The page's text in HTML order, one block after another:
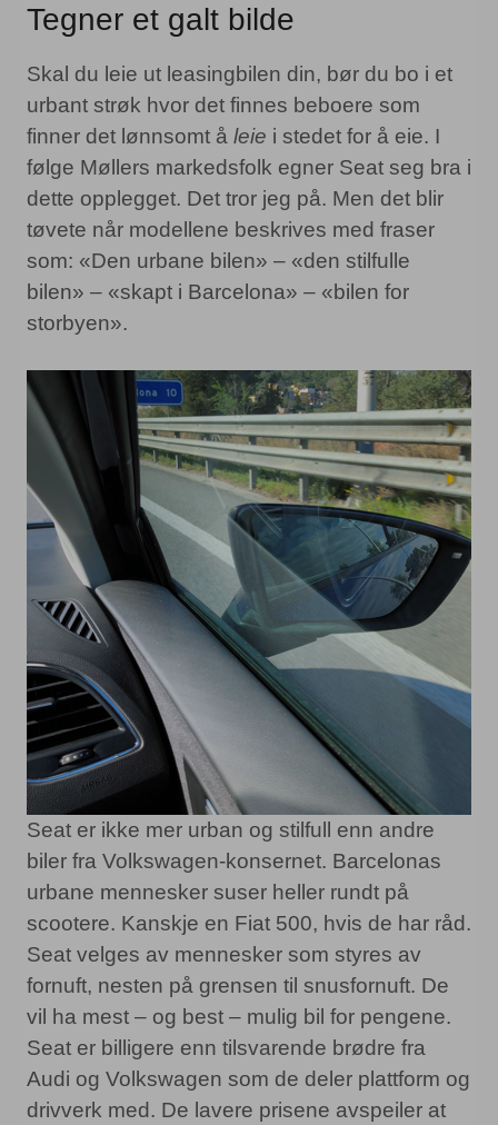
Tegner et galt bilde
Skal du leie ut leasingbilen din, bør du bo i et
urbant strøk hvor det finnes beboere som
finner det lønnsomt å leie i stedet for å eie. I
følge Møllers markedsfolk egner Seat seg bra i
dette opplegget. Det tror jeg på. Men det blir
tøvete når modellene beskrives med fraser
som: «Den urbane bilen» – «den stilfulle
bilen» – «skapt i Barcelona» – «bilen for
storbyen».
Seat er ikke mer urban og stilfull enn andre
biler fra Volkswagen-konsernet. Barcelonas
urbane mennesker suser heller rundt på
scootere. Kanskje en Fiat 500, hvis de har råd.
Seat velges av mennesker som styres av
fornuft, nesten på grensen til snusfornuft. De
vil ha mest – og best – mulig bil for pengene.
Seat er billigere enn tilsvarende brødre fra
Audi og Volkswagen som de deler plattform og
drivverk med. De lavere prisene avspeiler at